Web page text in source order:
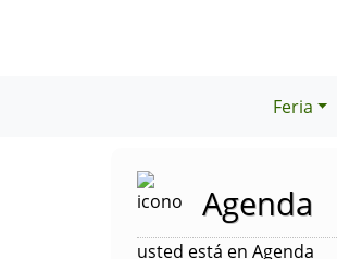
Feria
Agenda
usted está en Agenda